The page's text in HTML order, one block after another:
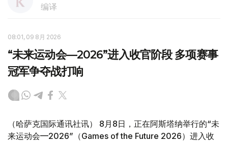
编译
08:01, 09 8月 2026
“未来运动会—2026”进入收官阶段 多项赛事
冠军争夺战打响
（哈萨克国际通讯社讯） 8月8日，正在阿斯塔纳举行的“未
来运动会—2026”（Games of the Future 2026）进入收